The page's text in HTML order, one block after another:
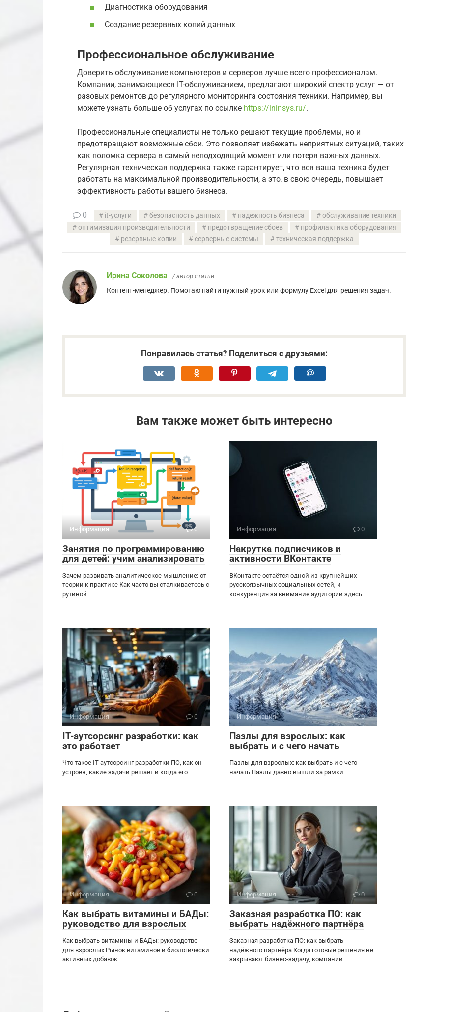
Диагностика оборудования
Создание резервных копий данных
Профессиональное обслуживание
Доверить обслуживание компьютеров и серверов лучше всего профессионалам.
Компании, занимающиеся IT-обслуживанием, предлагают широкий спектр услуг — от
разовых ремонтов до регулярного мониторинга состояния техники. Например, вы
можете узнать больше об услугах по ссылке https://ininsys.ru/.
Профессиональные специалисты не только решают текущие проблемы, но и
предотвращают возможные сбои. Это позволяет избежать неприятных ситуаций, таких
как поломка сервера в самый неподходящий момент или потеря важных данных.
Регулярная техническая поддержка также гарантирует, что вся ваша техника будет
работать на максимальной производительности, а это, в свою очередь, повышает
эффективность работы вашего бизнеса.
0 it-услуги безопасность данных надежность бизнеса
обслуживание техники
оптимизация производительности
предотвращение сбоев
профилактика оборудования
резервные копии
серверные системы техническая поддержка
Ирина Соколова / автор статьи
Контент-менеджер. Помогаю найти нужный урок или формулу Excel для решения задач.
Понравилась статья? Поделиться с друзьями:
Вам также может быть интересно
Информация 0
Занятия по программированию
для детей: учим анализировать
Зачем развивать аналитическое мышление: от
теории к практике Как часто вы сталкиваетесь с
рутиной
Информация 0
Накрутка подписчиков и
активности ВКонтакте
ВКонтакте остаётся одной из крупнейших
русскоязычных социальных сетей, и
конкуренция за внимание аудитории здесь
Информация 0
IT-аутсорсинг разработки: как
это работает
Что такое IT-аутсорсинг разработки ПО, как он
устроен, какие задачи решает и когда его
Информация 0
Пазлы для взрослых: как
выбрать и с чего начать
Пазлы для взрослых: как выбрать и с чего
начать Пазлы давно вышли за рамки
Информация 0
Как выбрать витамины и БАДы:
руководство для взрослых
Как выбрать витамины и БАДы: руководство
для взрослых Рынок витаминов и биологически
активных добавок
Информация 0
Заказная разработка ПО: как
выбрать надёжного партнёра
Заказная разработка ПО: как выбрать
надёжного партнёра Когда готовые решения не
закрывают бизнес-задачу, компании